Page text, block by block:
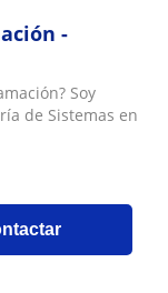
-
Soy
de Sistemas en